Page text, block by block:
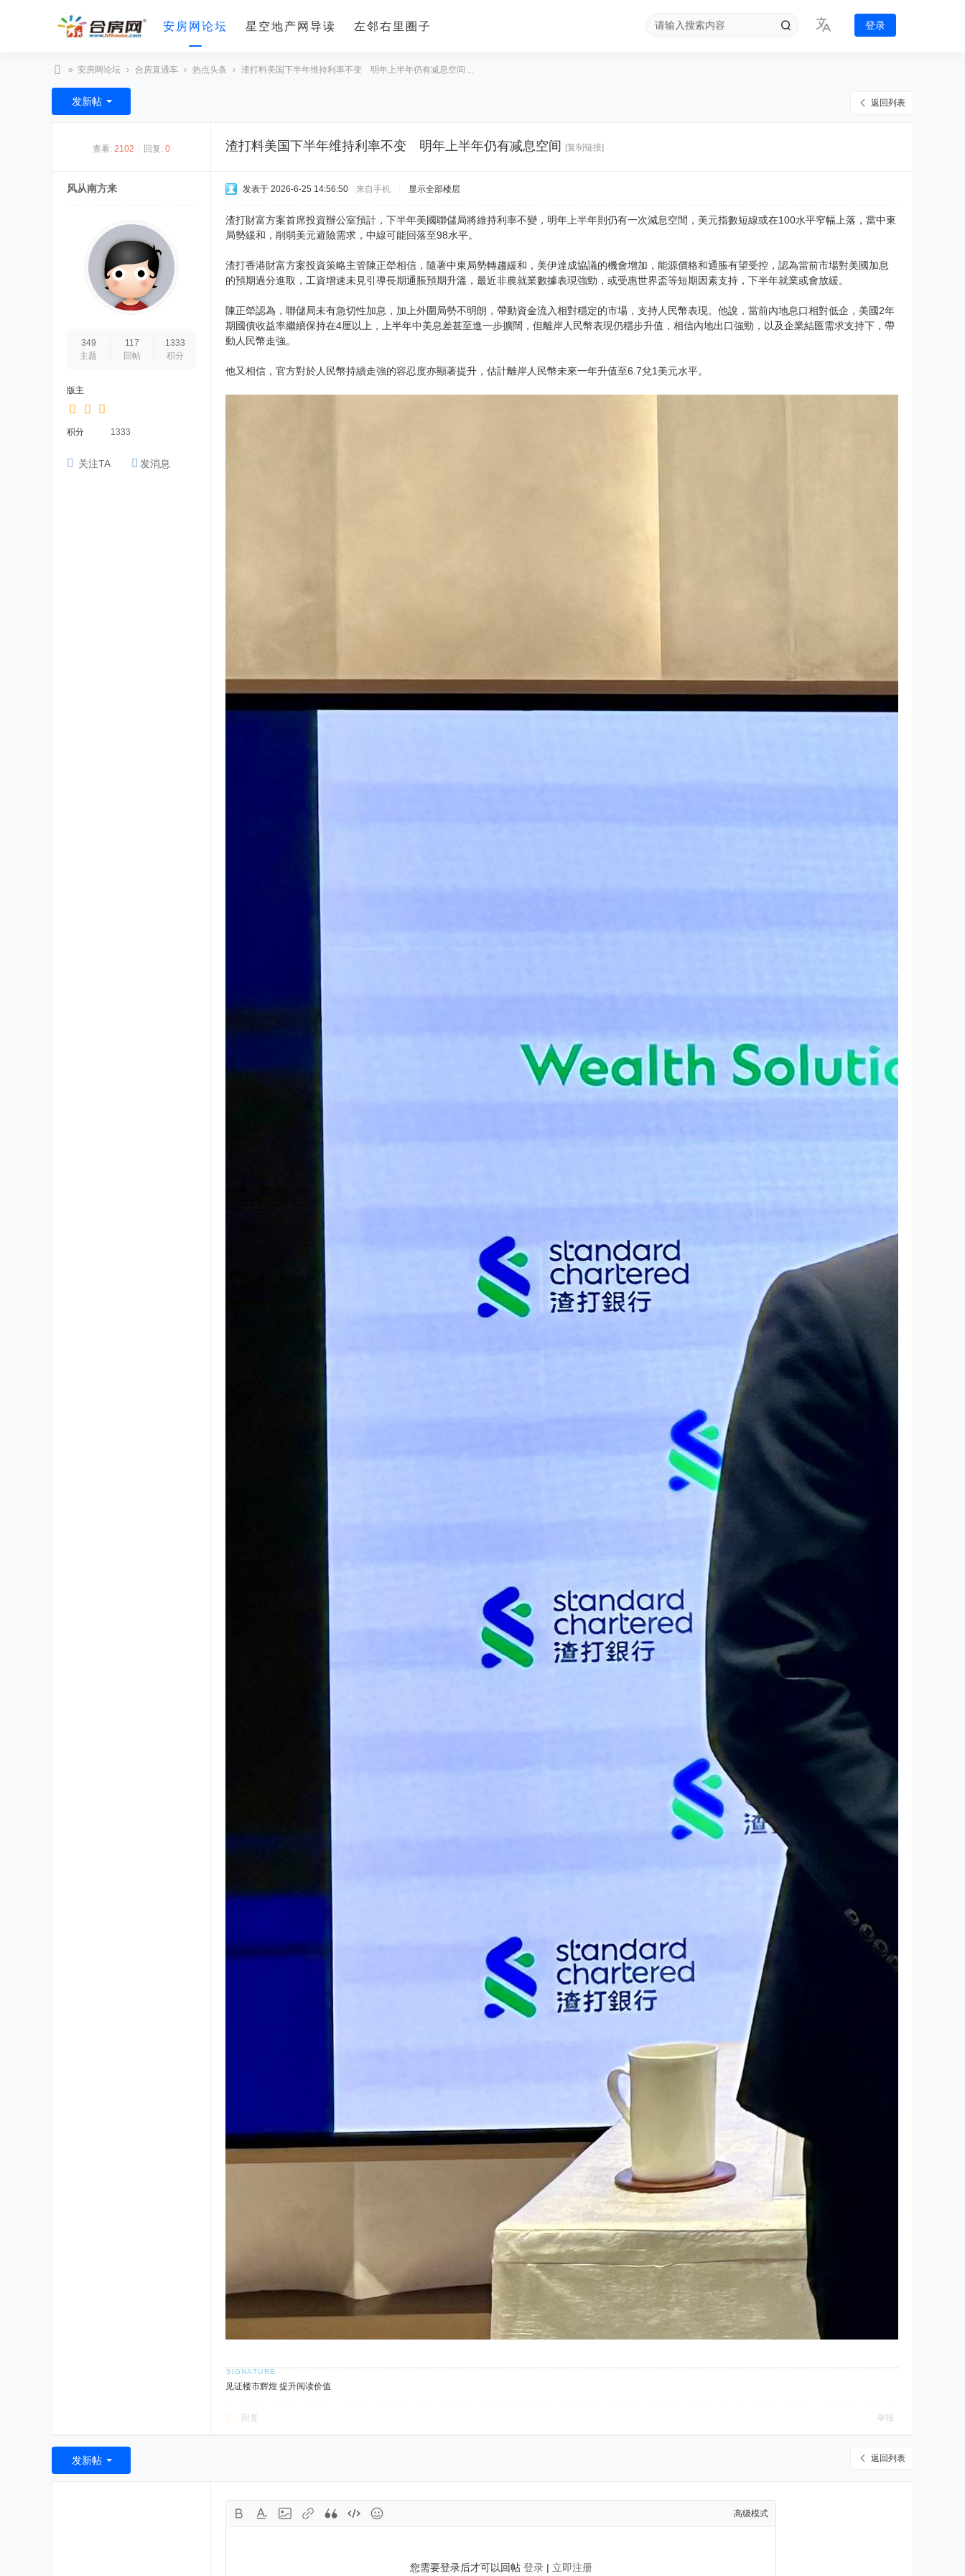
安房网论坛 星空地产网导读 左邻右里圈子 登录
合
房
» 安房网论坛 › 合房直通车 › 热点头条 › 渣打料美国下半年维持利率不变 明年上半年仍有减息空间 ...
返回列表
发新帖
查看: 2102 回复: 0 渣打料美国下半年维持利率不变 明年上半年仍有减息空间 [复制链接]
风从南方来
349
主题
117
回帖
1333
积分
版主
积分 1333
关注TA 发消息
发表于 2026-6-25 14:56:50 来自手机 显示全部楼层
渣打財富方案首席投資辦公室預計，下半年美國聯儲局將維持利率不變，明年上半年則仍有一次減息空間，美元指數短線或在100水平窄幅上落，當中東
局勢緩和，削弱美元避險需求，中線可能回落至98水平。
渣打香港財富方案投資策略主管陳正犖相信，隨著中東局勢轉趨緩和，美伊達成協議的機會增加，能源價格和通脹有望受控，認為當前市場對美國加息
的預期過分進取，工資增速未見引導長期通脹預期升溫，最近非農就業數據表現強勁，或受惠世界盃等短期因素支持，下半年就業或會放緩。
陳正犖認為，聯儲局未有急切性加息，加上外圍局勢不明朗，帶動資金流入相對穩定的市場，支持人民幣表現。他說，當前內地息口相對低企，美國2年
期國債收益率繼續保持在4厘以上，上半年中美息差甚至進一步擴闊，但離岸人民幣表現仍穩步升值，相信內地出口強勁，以及企業結匯需求支持下，帶
動人民幣走強。
他又相信，官方對於人民幣持續走強的容忍度亦顯著提升，估計離岸人民幣未來一年升值至6.7兌1美元水平。
见证楼市辉煌 提升阅读价值
回复 举报
返回列表
发新帖
高级模式
您需要登录后才可以回帖 登录| 立即注册